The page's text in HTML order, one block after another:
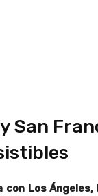
San
con Los